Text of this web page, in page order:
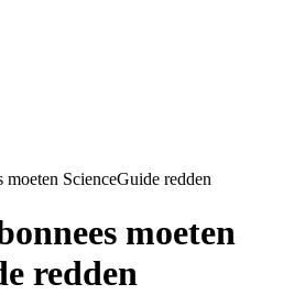
moeten ScienceGuide redden
moeten
redden